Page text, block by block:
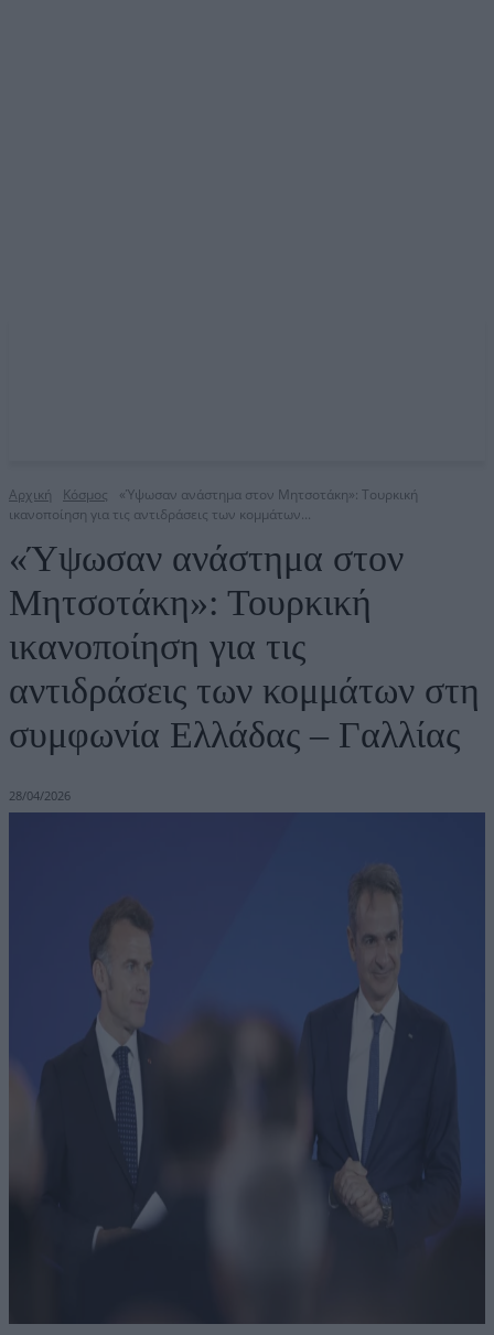
Αρχική Κόσμος
«Ύψωσαν ανάστημα στον Μητσοτάκη»: Τουρκική
ικανοποίηση για τις αντιδράσεις των κομμάτων...
«Ύψωσαν ανάστημα στον
Μητσοτάκη»: Τουρκική
ικανοποίηση για τις
αντιδράσεις των κομμάτων στη
συμφωνία Ελλάδας – Γαλλίας
28/04/2026